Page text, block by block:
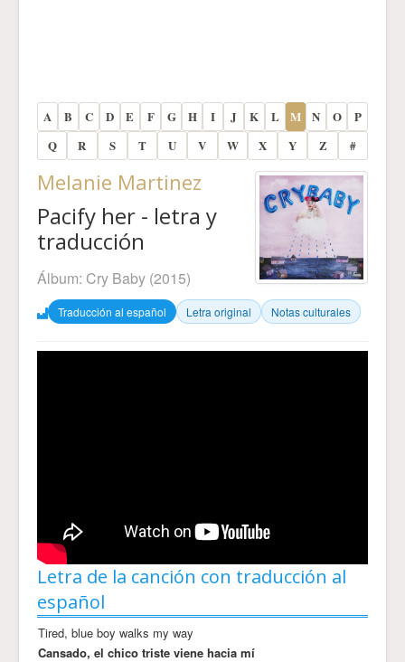
A B C D E F G H I J K L M N O
P
Q
R S T U V W X Y Z #
Melanie Martinez
Pacify her - letra y
traducción
Álbum: Cry Baby (2015)
Traducción al español Letra original Notas culturales
Letra de la canción con traducción al
español
Tired, blue boy walks my way
Cansado, el chico triste viene hacia mí